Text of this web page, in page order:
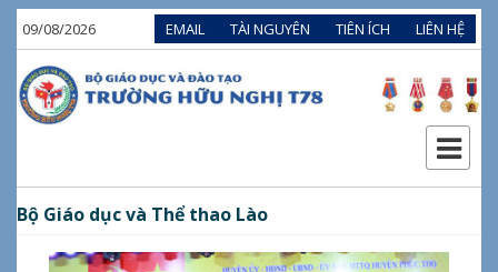
09/08/2026 EMAIL TÀI NGUYÊN TIÊN ÍCH LIÊN HỆ
Bộ Giáo dục và Thể thao Lào